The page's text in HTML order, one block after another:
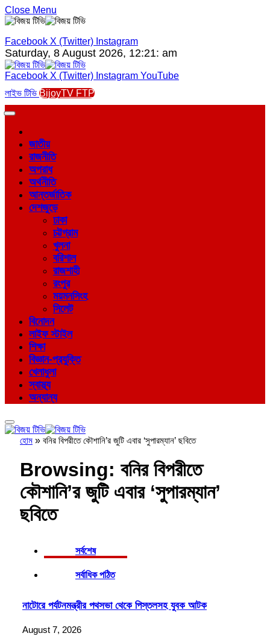
Close Menu
Facebook X (Twitter) Instagram
Saturday, 8 August 2026, 12:21: am
Facebook X (Twitter) Instagram YouTube
লাইভ টিভি BijoyTV FTP
জাতীয়
রাজনীতি
অপরাধ
অর্থনীতি
আন্তর্জাতিক
দেশজুড়ে
ঢাকা
চট্টগ্রাম
খুলনা
বরিশাল
রাজশাহী
রংপুর
ময়মনসিংহ
সিলেট
বিনোদন
লাইফ স্টাইল
শিক্ষা
বিজ্ঞান-প্রযুক্তি
খেলাধুলা
স্বাস্থ্য
অন্যান্য
হোম » বনির বিপরীতে কৌশানি’র জুটি এবার ‘সুপারম্যান’ ছবিতে
Browsing: বনির বিপরীতে
কৌশানি’র জুটি এবার ‘সুপারম্যান’
ছবিতে
সর্বশেষ
সর্বাধিক পঠিত
নাটোরে পর্যটনমন্ত্রীর পথসভা থেকে পিস্তলসহ যুবক আটক
August 7, 2026